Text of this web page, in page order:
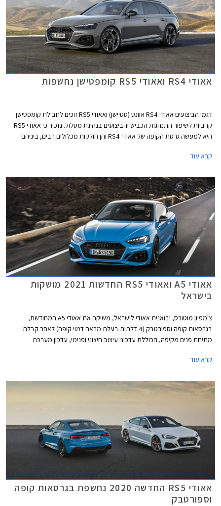
אאודי RS4 ואאודי RS5 קומפטישן נחשפות
דגמי הביצועים אאודי RS4 אוונט (סטיישן) ואאודי RS5 זוכים לחבילת קומפטישן
קרביות לשיפור התנהגות הכביש והביצועים בנהיגת מסלול. נזכיר כי אאודי RS5
היא למעשה גרסת הקופה של אאודי RS4 והן חולקות מכלולים רבים, ביניהם
אלה מוגבלת ל- 290 קמ"ש. אאודי RS4 אוונט קומפטישן מאיצה מעמידה ל- 100
קמ"ש תוך 3.9 שניות, 0.2 שניות מהר יותר מהגרסה הסטנדרטית. אאודי RS5
קופה וספורטבק קומפטישן מאיצות מעמידה ל- 100 קמ"ש תוך 3.8 שניות, 0.1
שניות מהר יותר מהגרסה הסטנדרטית.
קרא עוד
אאודי A5 ואאודי RS5 החדשות 2021 מושקות
בישראל
צ'מפיון מוטורס, יבואנית אאודי לישראל, משיקה את אאודי A5 המחודשת,
בגרסאות קופה וספורטבק (4 דלתות בעלת מראה דמוי קופה) לאחר קבלת
מתיחת פנים מקיפה, הכוללת עדכוני עיצוב חיצוני ופנימי, עדכון מערכת
שודרגו אבזור הנוחות והבטיחות.
קרא עוד
אאודי RS5 החדשה 2020 נחשפת בגרסאות קופה
וספורטבק